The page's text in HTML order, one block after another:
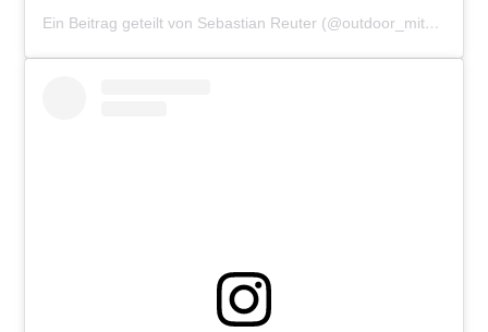
Ein Beitrag geteilt von Sebastian Reuter (@outdoor_mit_sebastian)